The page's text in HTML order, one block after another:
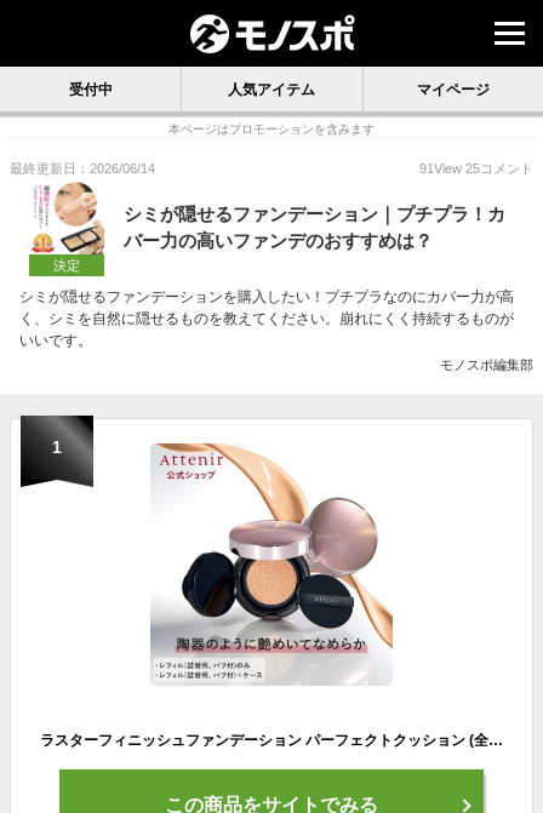
受付中 人気アイテム マイページ
本ページはプロモーションを含みます
最終更新日：2026/06/14 91View 25コメント
決定
シミが隠せるファンデーション｜プチプラ！カ
バー力の高いファンデのおすすめは？
シミが隠せるファンデーションを購入したい！プチプラなのにカバー力が高
く、シミを自然に隠せるものを教えてください。崩れにくく持続するものが
いいです。
モノスポ編集部
1
ラスターフィニッシュファンデーション パーフェクトクッション (全3色) レフィル＋ケース/レフィル 【アテニア 公式】[Attenir 化粧品 ファンデーション クッションファンデーション SPF50+ クッションファンデ ファンデ ツヤ肌 ツヤ カバー力 リフィル メイクアップ ]
この商品をサイトでみる